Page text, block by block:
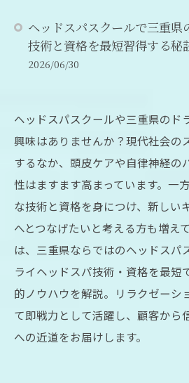
ヘッドスパスクールで三重県
技術と資格を最短習得する秘
2026/06/30
ヘッドスパスクールや三重県のド
興味はありませんか？現代社会の
するなか、頭皮ケアや自律神経の
性はますます高まっています。一
な技術と資格を身につけ、新しい
へとつなげたいと考える方も増え
は、三重県ならではのヘッドスパ
ライヘッドスパ技術・資格を最短
的ノウハウを解説。リラクゼーシ
て即戦力として活躍し、顧客から
への近道をお届けします。